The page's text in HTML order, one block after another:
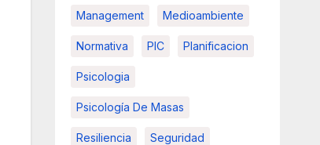
Management Medioambiente
Normativa PIC Planificacion
Psicologia
Psicología De Masas
Resiliencia Seguridad